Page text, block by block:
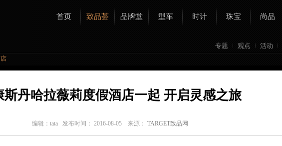
首页 致品荟 品牌堂 型车 时计 珠宝 尚品
专题 观点 活动
斯丹哈拉薇莉度假酒店一起 开启灵感之旅
编辑： tata 发布时间： 2016-08-05 来源： TARGET致品网